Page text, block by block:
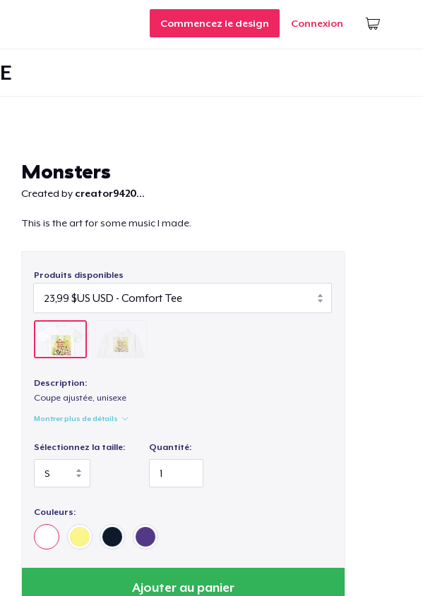
Commencez le design Connexion
Monsters
Created by creator9420...
This is the art for some music I made.
Produits disponibles
Description:
Coupe ajustée, unisexe
Montrer plus de détails
Sélectionnez la taille: Quantité:
Couleurs:
Ajouter au panier